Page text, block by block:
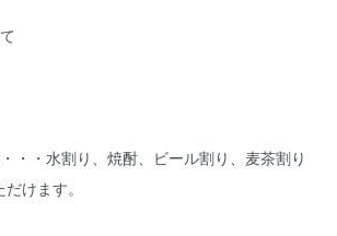
・・水割り、焼酎、ビール割り、麦茶割り
けます。